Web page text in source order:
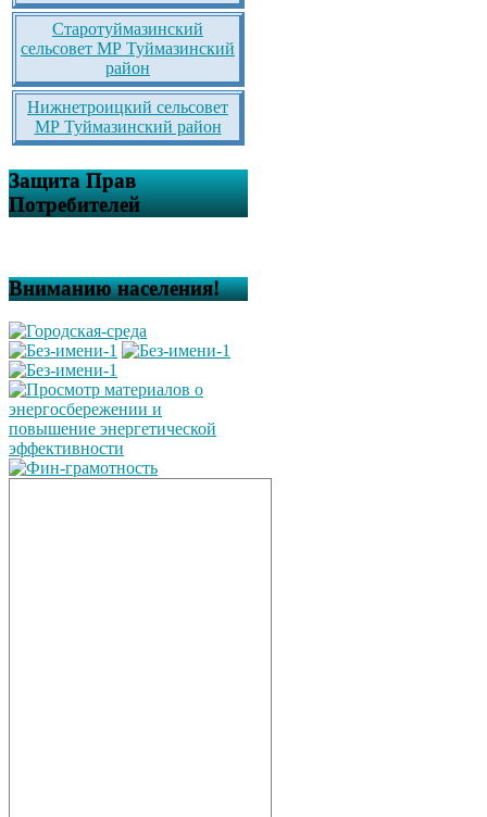
Старотуймазинский
сельсовет МР Туймазинский
район
Нижнетроицкий сельсовет
МР Туймазинский район
Защита Прав
Потребителей
Вниманию населения!